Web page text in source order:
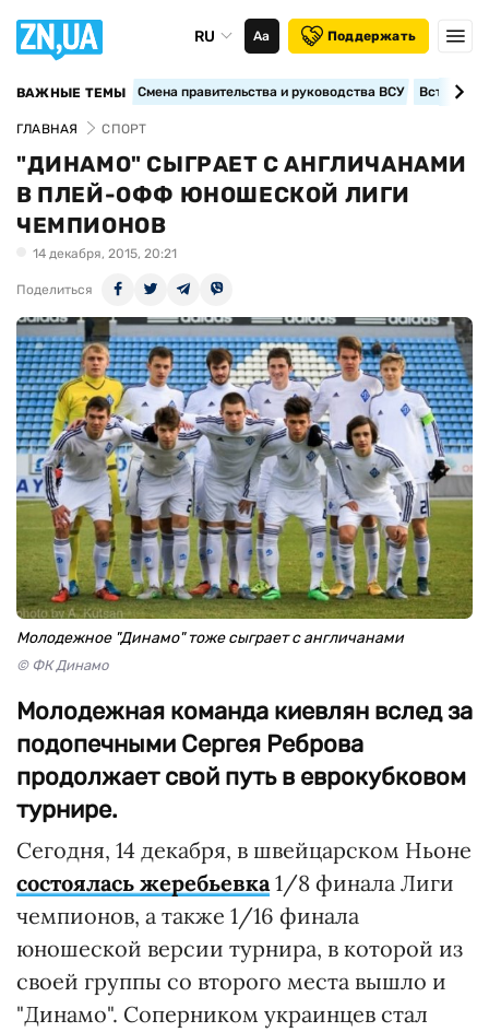
RU Аа Поддержать
ВАЖНЫЕ ТЕМЫ Смена правительства и руководства ВСУ
ГЛАВНАЯ СПОРТ
"ДИНАМО" СЫГРАЕТ С АНГЛИЧАНАМИ
В ПЛЕЙ-ОФФ ЮНОШЕСКОЙ ЛИГИ
ЧЕМПИОНОВ
14 декабря, 2015, 20:21
Поделиться
Молодежное "Динамо" тоже сыграет с англичанами
© ФК Динамо
Молодежная команда киевлян вслед за
подопечными Сергея Реброва
продолжает свой путь в еврокубковом
турнире.
Сегодня, 14 декабря, в швейцарском Ньоне
состоялась жеребьевка1/8 финала Лиги
чемпионов, а также 1/16 финала
юношеской версии турнира, в которой из
своей группы со второго места вышло и
"Динамо". Соперником украинцев стал